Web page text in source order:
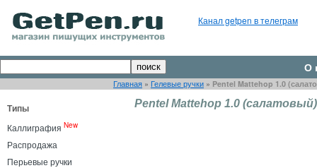
Канал getpen в телеграм
О
Главная » Гелевые ручки » Pentel Mattehop 1.0
Типы
Каллиграфия New
Распродажа
Перьевые ручки
Pentel Mattehop 1.0 (салатовый)